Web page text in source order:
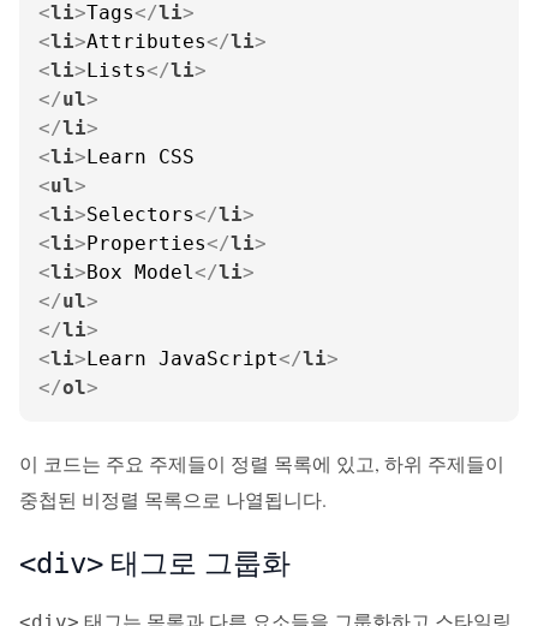
<li>Tags</li>
<li>Attributes</li>
<li>Lists</li>
</ul>
</li>
<li>
<ul>
<li>Selectors</li>
<li>Properties</li>
<li>Box Model</li>
</ul>
</li>
<li>Learn JavaScript</li>
</ol>
이 코드는 주요 주제들이 정렬 목록에 있고, 하위 주제들이
중첩된 비정렬 목록으로 나열됩니다.
<div> 태그로 그룹화
태그는 목록과 다른 요소들을 그룹화하고 스타일링